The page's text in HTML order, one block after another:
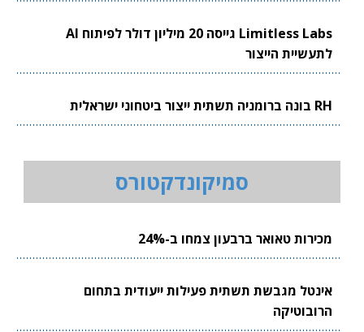
Limitless Labs גייסה 20 מיליון דולר לפיתוח AI
לתעשיית הייצור
RH בונה ברומניה תשתית ייצור ביטחוני ישראלית
סמיקונדקטורס
מכירות טאואר ברבעון צמחו ב-24%
אינטל מגבשת תשתית פעילות ייעודית בתחום
הרובוטיקה